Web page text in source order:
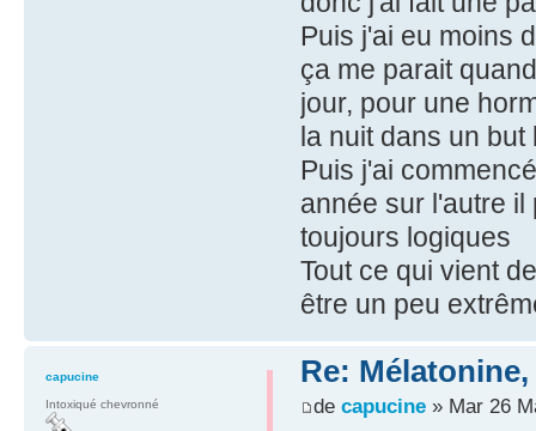
Puis j'ai eu moins
ça me parait
jour, pour une
la nuit dans un but
Puis j'ai
année sur l'autre
toujours logiques
Tout ce qui vient
être un peu
Re:
de capucine» Mar 26
capucine
Intoxiqué chevronné